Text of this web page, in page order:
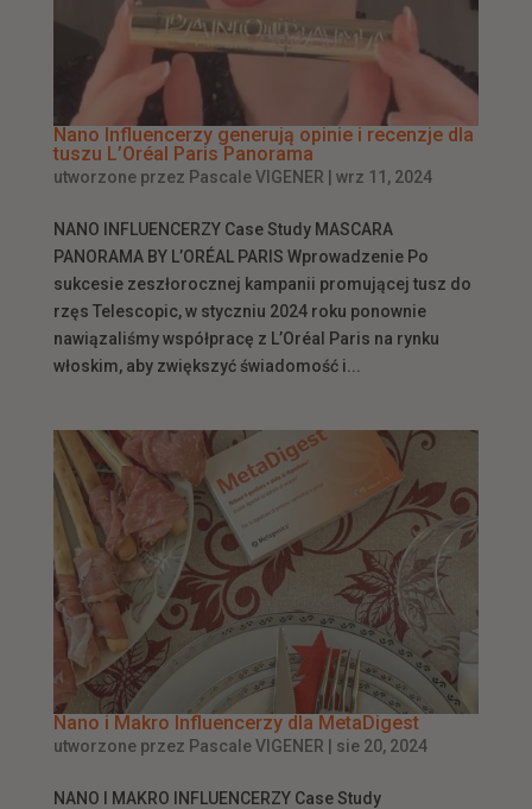
Nano Influencerzy generują opinie i recenzje dla
tuszu L’Oréal Paris Panorama
utworzone przez Pascale VIGENER wrz 11, 2024
NANO INFLUENCERZY Case Study MASCARA
PANORAMA BY L’ORÉAL PARIS Wprowadzenie Po
sukcesie zeszłorocznej kampanii promującej tusz do
rzęs Telescopic, w styczniu 2024 roku ponownie
nawiązaliśmy współpracę z L’Oréal Paris na rynku
włoskim, aby zwiększyć świadomość i...
Nano i Makro Influencerzy dla MetaDigest
utworzone przez Pascale VIGENER sie 20, 2024
NANO I MAKRO INFLUENCERZY Case Study